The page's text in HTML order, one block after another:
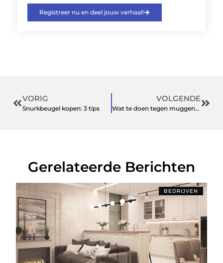
Registreer nu en deel jouw verhaal!
VORIG
Snurkbeugel kopen: 3 tips
VOLGENDE
Wat te doen tegen muggenoverlast in huis
Gerelateerde Berichten
BEDRIJVEN